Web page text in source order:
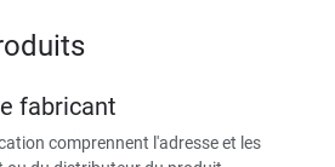
fabricant
comprennent l'adresse et les